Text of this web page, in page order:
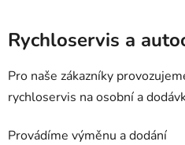
Rychloservis a
Pro naše zákazníky
rychloservis na osobní a
Provádíme výměnu a dodání